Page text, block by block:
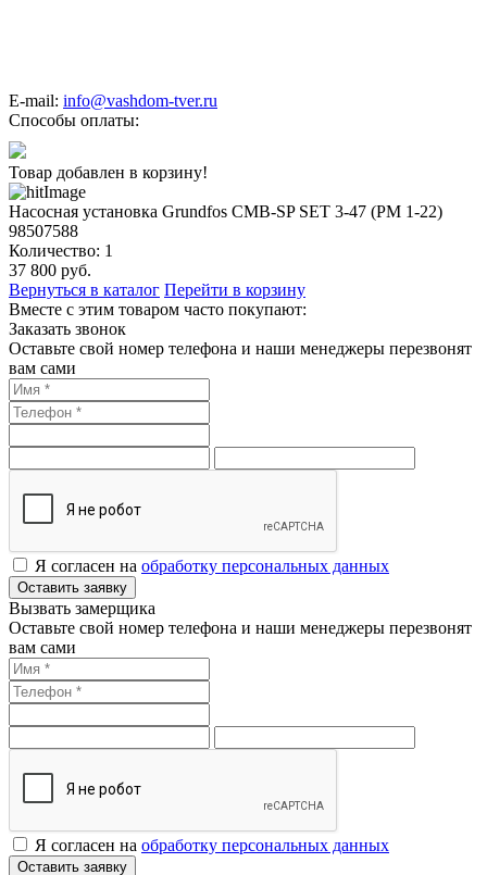
E-mail: info@vashdom-tver.ru
Способы оплаты:
Товар добавлен в корзину!
Насосная установка Grundfos CMB-SP SET 3-47 (PM 1-22)
98507588
Количество: 1
37 800 руб.
Вернуться в каталог Перейти в корзину
Вместе с этим товаром часто покупают:
Заказать звонок
Оставьте свой номер телефона и наши менеджеры перезвонят
вам сами
Я согласен на обработку персональных данных
Оставить заявку
Вызвать замерщика
Оставьте свой номер телефона и наши менеджеры перезвонят
вам сами
Я согласен на обработку персональных данных
Оставить заявку